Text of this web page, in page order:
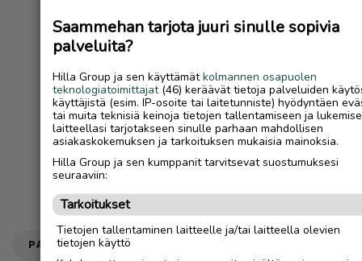
PAIKALLISUUTISET
Saammehan tarjota juuri sinulle sopivia
palveluita?
Hilla Group ja sen käyttämätkolmannen osapuolen
teknologiatoimittajat(46) keräävät tietoja palveluiden
käyttäjistä (esim. IP-osoite tai laitetunniste) hyödyntäen
tai muita teknisiä keinoja tietojen tallentamiseen ja
laitteellasi tarjotakseen sinulle parhaan mahdollisen
asiakaskokemuksen ja tarkoituksen mukaisia mainoksia.
Hilla Group ja sen kumppanit tarvitsevat suostumuksesi
seuraaviin:
Tarkoitukset
Tietojen tallentaminen laitteelle ja/tai laitteella olevien
tietojen käyttö